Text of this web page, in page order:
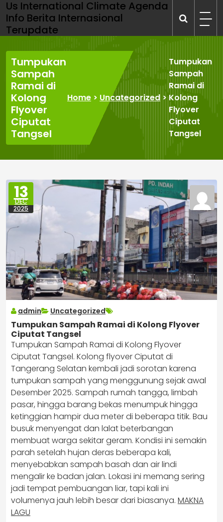
Skip
to
content
Us International Climate Agenda
Info Berita Internasional
Terupdate
Tumpukan
Sampah
Ramai di
Kolong
Flyover
Ciputat
Tangsel
Home > Uncategorized >
Tumpukan
Sampah
Ramai di
Kolong
Flyover
Ciputat
Tangsel
13
DEC
2025
admin Uncategorized
Tumpukan Sampah Ramai di Kolong Flyover
Ciputat Tangsel
Tumpukan Sampah Ramai di Kolong Flyover
Ciputat Tangsel. Kolong flyover Ciputat di
Tangerang Selatan kembali jadi sorotan karena
tumpukan sampah yang menggunung sejak awal
Desember 2025. Sampah rumah tangga, limbah
pasar, hingga barang bekas menumpuk hingga
ketinggian hampir dua meter di beberapa titik. Bau
busuk menyengat dan lalat beterbangan
membuat warga sekitar geram. Kondisi ini semakin
parah setelah hujan deras beberapa kali,
menyebabkan sampah basah dan air lindi
mengalir ke badan jalan. Lokasi ini memang sering
jadi tempat pembuangan liar, tapi kali ini
volumenya jauh lebih besar dari biasanya. MAKNA
LAGU